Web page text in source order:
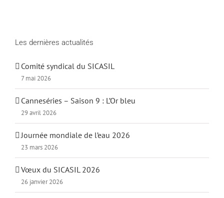
Les dernières actualités
Comité syndical du SICASIL
7 mai 2026
Canneséries – Saison 9 : L’Or bleu
29 avril 2026
Journée mondiale de l’eau 2026
23 mars 2026
Vœux du SICASIL 2026
26 janvier 2026